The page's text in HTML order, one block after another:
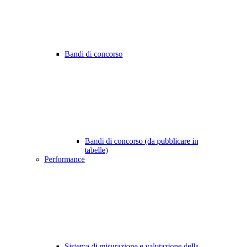
Bandi di concorso
Bandi di concorso (da pubblicare in
tabelle)
Performance